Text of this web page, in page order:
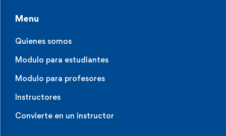
Menu
Quienes somos
Modulo para estudiantes
Modulo para profesores
Instructores
Convierte en un instructor